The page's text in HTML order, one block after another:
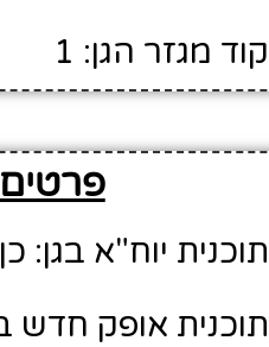
קוד מגזר הגן: 1
פרטים
תוכנית יוח"א בגן: כן
תוכנית אופק חדש